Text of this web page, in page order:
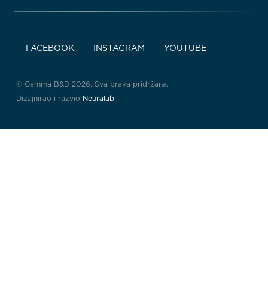
FACEBOOK INSTAGRAM YOUTUBE
© Gemma B&D 2026. Sva prava pridržana.
Dizajnirao i razvio Neuralab.